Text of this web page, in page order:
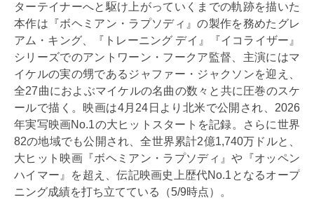
ターテイナーへと駆け上がっていくまでの軌跡を描いた
本作は『ボヘミアン・ラプソディ』の製作を務めたグレ
アム・キング、『トレーニング デイ』『イコライザー』
シリーズでのアントワーン・フークア監督、主演にはマ
イケルの実の甥であるジャファー・ジャクソンを迎え、
全27曲におよぶマイケルの名曲の数々と共に圧巻のスケ
ールで描く。映画は4月24日より北米で公開され、2026
年実写映画No.1の大ヒットスタートを記録。さらに世界
82の地域でも公開され、全世界累計2億1,740万ドルと、
大ヒット映画『ボヘミアン・ラプソディ』や『オッペン
ハイマー』を超え、伝記映画史上歴代No.1となるオープ
ニング成績を打ち立てている（5/9時点）。